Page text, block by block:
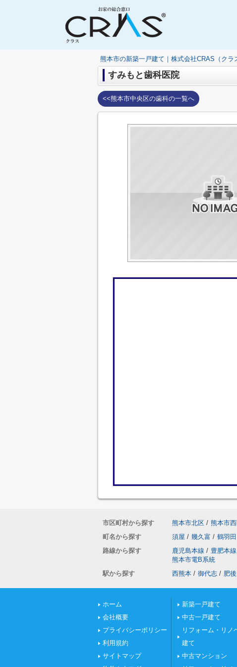
熊本市の新築一戸建て｜株式会社CRAS（クラ
すみもと歯科医院
<<熊本市中央区の歯科の一覧へ
市区町村から探す 熊本市北区 / 熊本市
町名から探す
須屋 / 幾久富 / 鶴羽田
路線から探す
鹿児島本線 / 豊肥本線
熊本市電B系統
駅から探す
西熊本 / 御代志 / 肥
ホーム
会社概要
プライバシーポリシー
利用規約
サイトマップ
新築一戸建て
中古一戸建て
リフォーム・リノ
建て
中古マンション